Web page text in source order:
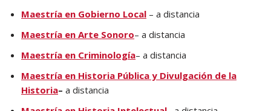
Maestría en Gobierno Local – a distancia
Maestría en Arte Sonoro– a distancia
Maestría en Criminología– a distancia
Maestría en Historia Pública y Divulgación de la
Historia– a distancia